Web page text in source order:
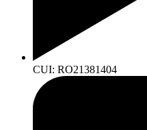
CUI: RO21381404